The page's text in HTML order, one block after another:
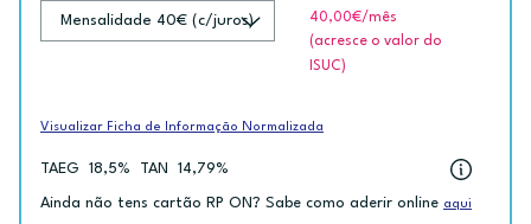
40,00€/mês
(acresce o valor do
ISUC)
Visualizar Ficha de Informação Normalizada
TAEG 18,5% TAN 14,79%
Ainda não tens cartão RP ON? Sabe como aderir online aqui